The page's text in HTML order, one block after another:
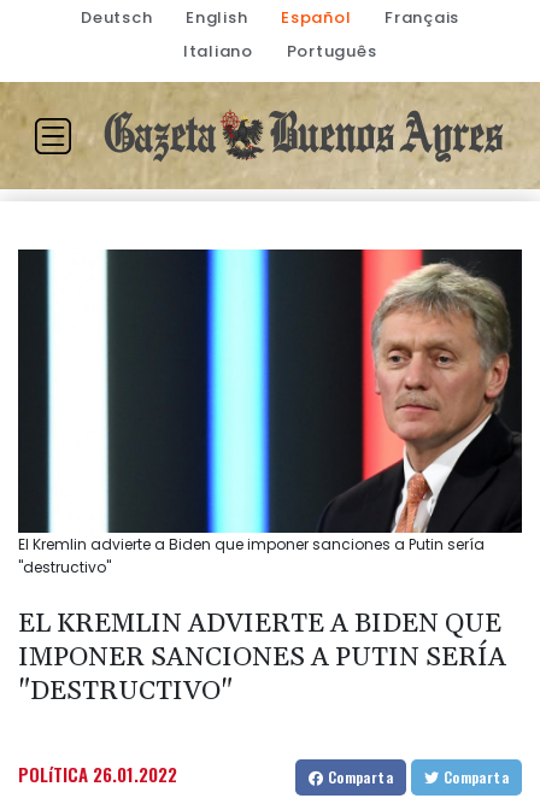
Deutsch English Español
Français
Italiano
Português
El Kremlin advierte a Biden que imponer sanciones a Putin sería
"destructivo"
EL KREMLIN ADVIERTE A BIDEN QUE
IMPONER SANCIONES A PUTIN SERÍA
"DESTRUCTIVO"
POLíTICA 26.01.2022 Comparta Comparta